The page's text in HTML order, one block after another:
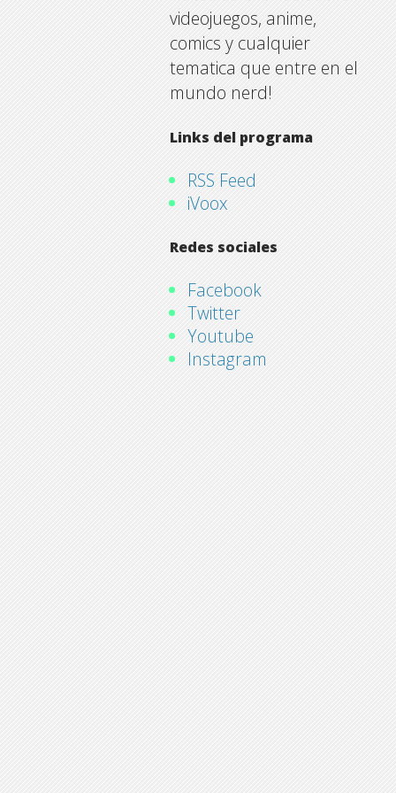
videojuegos, anime,
comics y cualquier
tematica que entre en el
mundo nerd!
Links del programa
RSS Feed
iVoox
Redes sociales
Facebook
Twitter
Youtube
Instagram